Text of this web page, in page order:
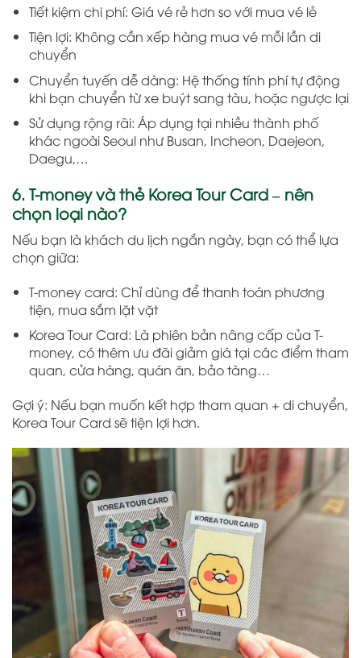
Tiết kiệm chi phí: Giá vé rẻ hơn so với mua vé lẻ
Tiện lợi: Không cần xếp hàng mua vé mỗi lần di
chuyển
Chuyển tuyến dễ dàng: Hệ thống tính phí tự động
khi bạn chuyển từ xe buýt sang tàu, hoặc ngược lại
Sử dụng rộng rãi: Áp dụng tại nhiều thành phố
khác ngoài Seoul như Busan, Incheon, Daejeon,
Daegu,…
6. T-money và thẻ Korea Tour Card – nên
chọn loại nào?
Nếu bạn là khách du lịch ngắn ngày, bạn có thể lựa
chọn giữa:
T-money card: Chỉ dùng để thanh toán phương
tiện, mua sắm lặt vặt
Korea Tour Card: Là phiên bản nâng cấp của T-
money, có thêm ưu đãi giảm giá tại các điểm tham
quan, cửa hàng, quán ăn, bảo tàng…
Gợi ý: Nếu bạn muốn kết hợp tham quan + di chuyển,
Korea Tour Card sẽ tiện lợi hơn.